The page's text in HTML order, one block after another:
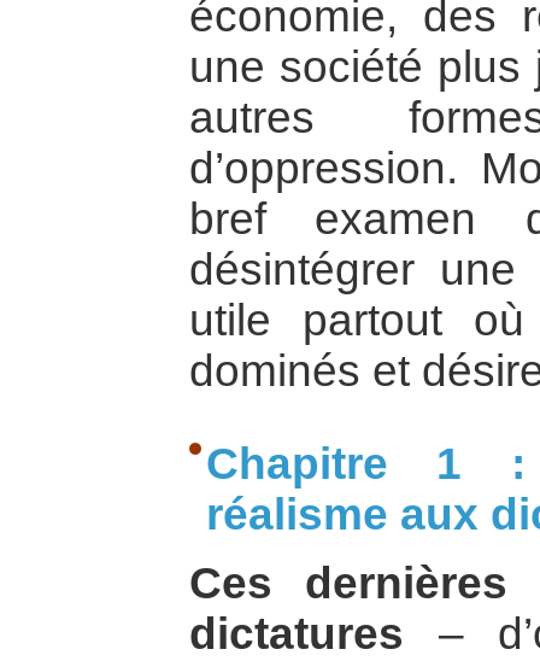
économie, des
une société plus
autres
d’oppression.
bref examen
désintégrer
utile partout
dominés et
Chapitre 1
réalisme aux
Ces dernières
dictatures –